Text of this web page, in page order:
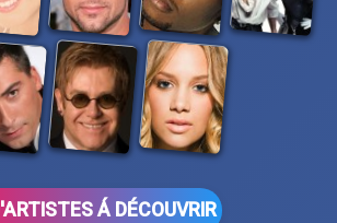
Á DÉCOUVRIR